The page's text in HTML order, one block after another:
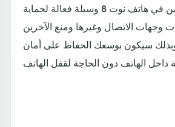
يوفر المجلد الآمن في هاتف نوت 8 وسيلة فعالة لحماية
وجهات الاتصال وغيرها ومنع الآخرين
سيكون بوسعك الحفاظ على أمان